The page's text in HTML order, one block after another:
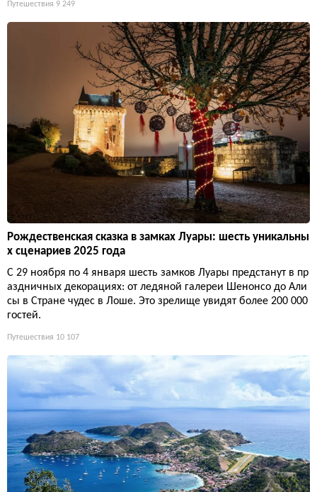
Путешествия 9 249
Рождественская сказка в замках Луары: шесть уникальны
х сценариев 2025 года
С 29 ноября по 4 января шесть замков Луары предстанут в пр
аздничных декорациях: от ледяной галереи Шенонсо до Али
сы в Стране чудес в Лоше. Это зрелище увидят более 200 000
гостей.
Путешествия 10 107